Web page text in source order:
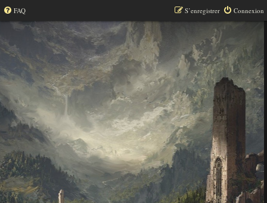
FAQ Connexion
S’enregistrer